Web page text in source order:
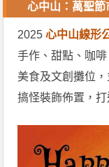
心中山：萬聖節
2025心中山線形
手作、甜點、咖
美食及文創攤位
搞怪裝飾佈置，